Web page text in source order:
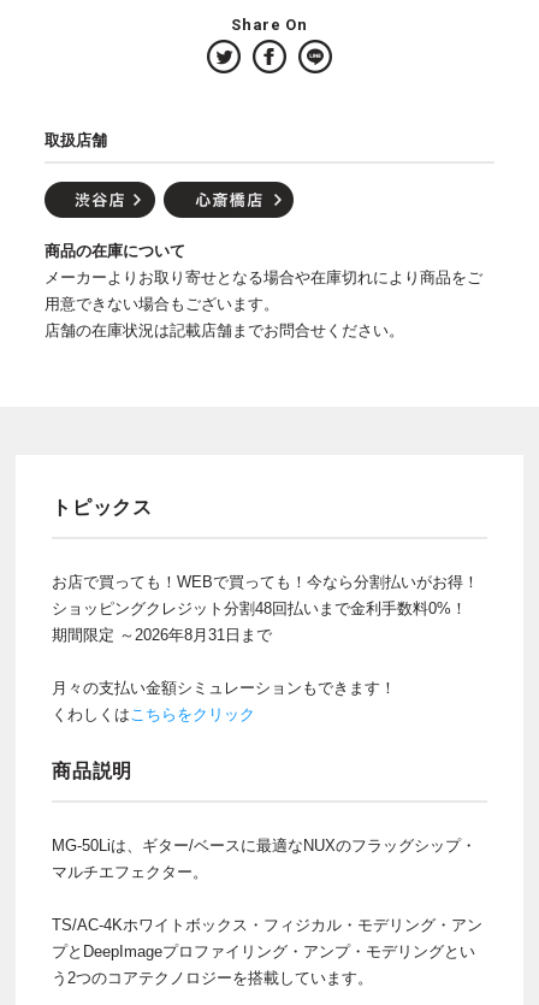
Share On
取扱店舗
商品の在庫について
メーカーよりお取り寄せとなる場合や在庫切れにより商品をご
用意できない場合もございます。
店舗の在庫状況は記載店舗までお問合せください。
トピックス
お店で買っても！WEBで買っても！今なら分割払いがお得！
ショッピングクレジット分割48回払いまで金利手数料0%！
期間限定 ～2026年8月31日まで
月々の支払い金額シミュレーションもできます！
くわしくはこちらをクリック
商品説明
MG-50Liは、ギター/ベースに最適なNUXのフラッグシップ・
マルチエフェクター。
TS/AC-4Kホワイトボックス・フィジカル・モデリング・アン
プとDeepImageプロファイリング・アンプ・モデリングとい
う2つのコアテクノロジーを搭載しています。